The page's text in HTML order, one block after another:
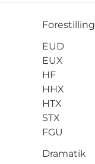
Forestilling
EUD
EUX
HF
HHX
HTX
STX
FGU
Dramatik